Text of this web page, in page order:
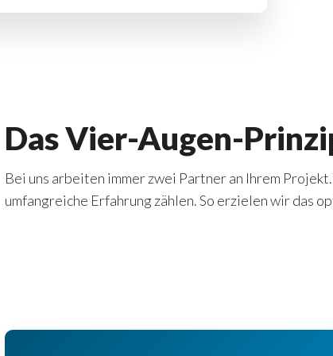
Das Vier-Augen-
Bei uns arbeiten immer zwei Partner an Ihrem
umfangreiche Erfahrung zählen. So erzielen wir das